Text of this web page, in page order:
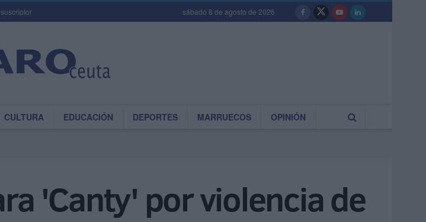
sábado 8 de agosto de 2026
CULTURA EDUCACIÓN DEPORTES MARRUECOS OPINIÓN
'Canty' por violencia de